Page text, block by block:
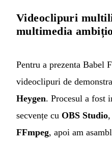
Videoclipuri
multimedia
Pentru a prezenta Babel
videoclipuri de
Heygen. Procesul a fost
secvențe cu OBS Studio
FFmpeg, apoi am